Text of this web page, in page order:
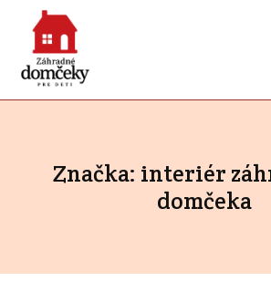
Značka: interiér
domčeka